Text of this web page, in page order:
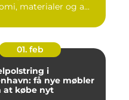
materialer og a...
01. feb
i
få nye møbler
at købe nyt